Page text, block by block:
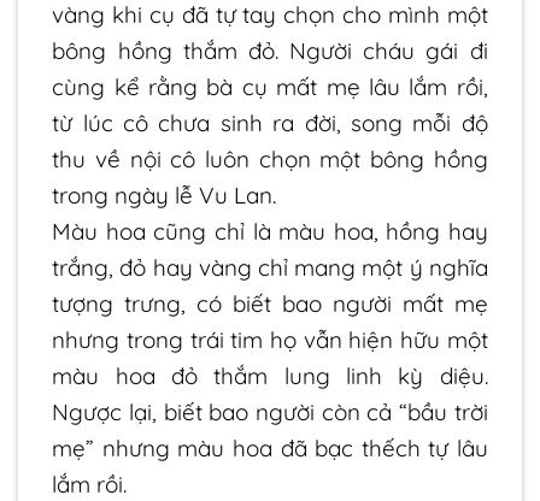
vàng khi cụ đã tự tay chọn cho mình một
bông hồng thắm đỏ. Người cháu gái đi
cùng kể rằng bà cụ mất mẹ lâu lắm rồi,
từ lúc cô chưa sinh ra đời, song mỗi độ
thu về nội cô luôn chọn một bông hồng
trong ngày lễ Vu Lan.
Màu hoa cũng chỉ là màu hoa, hồng hay
trắng, đỏ hay vàng chỉ mang một ý nghĩa
tượng trưng, có biết bao người mất mẹ
nhưng trong trái tim họ vẫn hiện hữu một
màu hoa đỏ thắm lung linh kỳ diệu.
Ngược lại, biết bao người còn cả “bầu trời
mẹ” nhưng màu hoa đã bạc thếch tự lâu
lắm rồi.